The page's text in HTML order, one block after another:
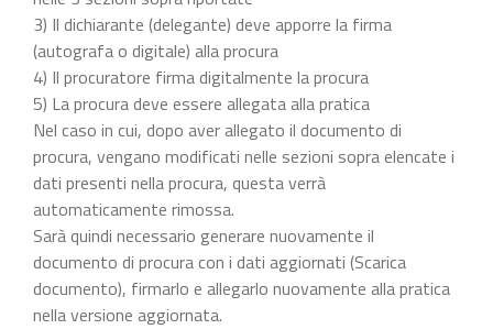
3) Il dichiarante (delegante) deve apporre la firma
(autografa o digitale) alla procura
4) Il procuratore firma digitalmente la procura
5) La procura deve essere allegata alla pratica
Nel caso in cui, dopo aver allegato il documento di
procura, vengano modificati nelle sezioni sopra elencate i
dati presenti nella procura, questa verrà
automaticamente rimossa.
Sarà quindi necessario generare nuovamente il
documento di procura con i dati aggiornati (Scarica
documento), firmarlo e allegarlo nuovamente alla pratica
nella versione aggiornata.